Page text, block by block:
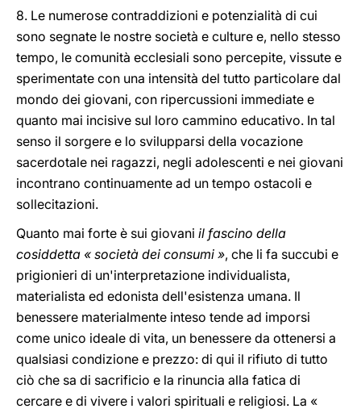
8. Le numerose contraddizioni e potenzialità di cui
sono segnate le nostre società e culture e, nello stesso
tempo, le comunità ecclesiali sono percepite, vissute e
sperimentate con una intensità del tutto particolare dal
mondo dei giovani, con ripercussioni immediate e
quanto mai incisive sul loro cammino educativo. In tal
senso il sorgere e lo svilupparsi della vocazione
sacerdotale nei ragazzi, negli adolescenti e nei giovani
incontrano continuamente ad un tempo ostacoli e
sollecitazioni.
Quanto mai forte è sui giovani il fascino della
cosiddetta « società dei consumi », che li fa succubi e
prigionieri di un'interpretazione individualista,
materialista ed edonista dell'esistenza umana. Il
benessere materialmente inteso tende ad imporsi
come unico ideale di vita, un benessere da ottenersi a
qualsiasi condizione e prezzo: di qui il rifiuto di tutto
ciò che sa di sacrificio e la rinuncia alla fatica di
cercare e di vivere i valori spirituali e religiosi. La «